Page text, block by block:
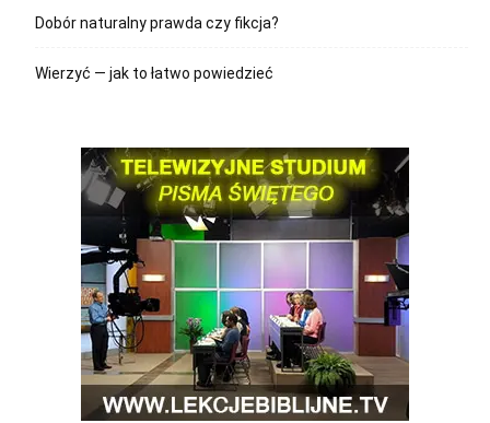
Dobór naturalny prawda czy fikcja?
Wierzyć — jak to łatwo powiedzieć